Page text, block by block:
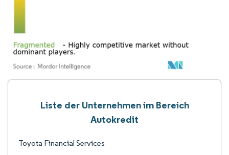
Liste der Unternehmen im Bereich
Autokredit
Toyota Financial Services